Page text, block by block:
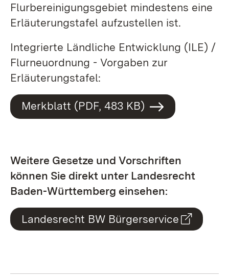
Flurbereinigungsgebiet mindestens eine
Erläuterungstafel aufzustellen ist.
Integrierte Ländliche Entwicklung (ILE) /
Flurneuordnung - Vorgaben zur
Erläuterungstafel:
Merkblatt (PDF, 483 KB)
Weitere Gesetze und Vorschriften
können Sie direkt unter Landesrecht
Baden-Württemberg einsehen:
Landesrecht BW Bürgerservice